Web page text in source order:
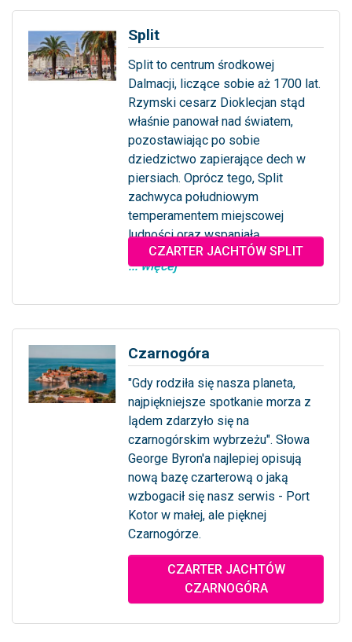
Split
Split to centrum środkowej
Dalmacji, liczące sobie aż 1700 lat.
Rzymski cesarz Dioklecjan stąd
właśnie panował nad światem,
pozostawiając po sobie
dziedzictwo zapierające dech w
piersiach. Oprócz tego, Split
zachwyca południowym
temperamentem miejscowej
ludności oraz wspaniałą...
... więcej
CZARTER JACHTÓW SPLIT
Czarnogóra
"Gdy rodziła się nasza planeta,
najpiękniejsze spotkanie morza z
lądem zdarzyło się na
czarnogórskim wybrzeżu". Słowa
George Byron'a najlepiej opisują
nową bazę czarterową o jaką
wzbogacił się nasz serwis - Port
Kotor w małej, ale pięknej
Czarnogórze.
... więcejCZARTER JACHTÓW
CZARNOGÓRA